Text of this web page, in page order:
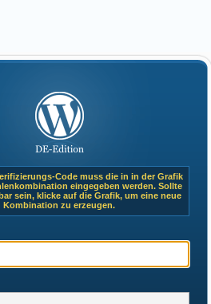
Code muss die in in der Grafik
eingegeben werden. Sollte
sein, klicke auf die Grafik, um eine neue
Kombination zu erzeugen.